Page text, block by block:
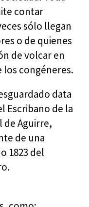
contar
sólo llegan
o de quienes
de volcar en
los congéneres.
data
Escribano de la
de Aguirre,
de una
1823 del